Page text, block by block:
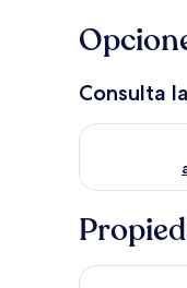
Consulta
Consulta la
Belmore